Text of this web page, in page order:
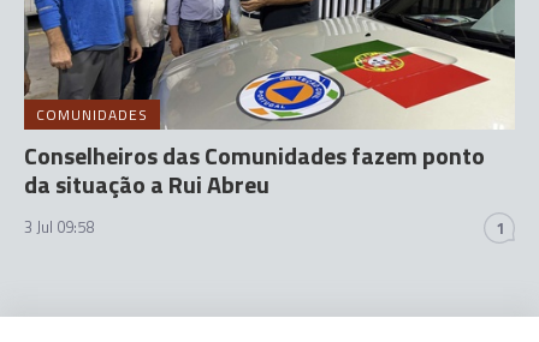
COMUNIDADES
Conselheiros das Comunidades fazem ponto
da situação a Rui Abreu
3 Jul 09:58 1